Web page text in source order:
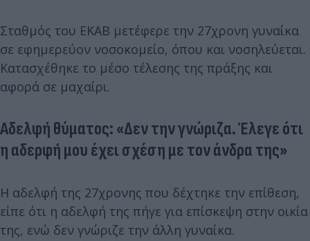
Σταθμός του ΕΚΑΒ μετέφερε την 27χρονη γυναίκα
σε εφημερεύον νοσοκομείο, όπου και νοσηλεύεται.
Κατασχέθηκε το μέσο τέλεσης της πράξης και
αφορά σε μαχαίρι.
Αδελφή θύματος: «Δεν την γνώριζα. Έλεγε ότι
η αδερφή μου έχει σχέση με τον άνδρα της»
Η αδελφή της 27χρονης που δέχτηκε την επίθεση,
είπε ότι η αδελφή της πήγε για επίσκεψη στην οικία
της, ενώ δεν γνώριζε την άλλη γυναίκα.